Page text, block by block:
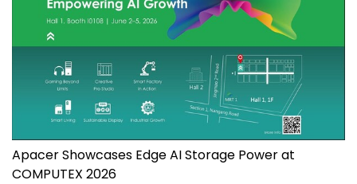
Apacer Showcases Edge AI Storage Power at
COMPUTEX 2026